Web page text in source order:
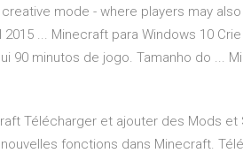
mode - where players may also
... Minecraft para Windows 10
90 minutos de jogo. Tamanho do ...
Télécharger et ajouter des Mods et
fonctions dans Minecraft.